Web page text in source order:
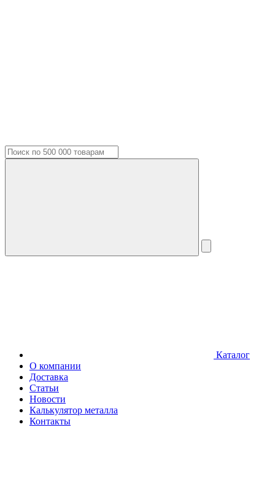
Каталог
О компании
Доставка
Статьи
Новости
Калькулятор металла
Контакты